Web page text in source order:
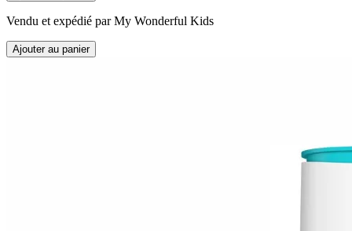
Vendu et expédié par My Wonderful Kids
Ajouter au panier